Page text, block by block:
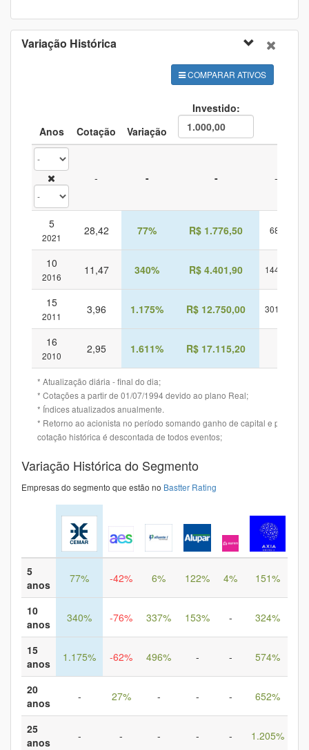
Variação Histórica
COMPARAR ATIVOS
Anos Cotação Variação
Investido:
- - - -
5
2021
28,42 77% R$ 1.776,50 68%
10
2016
11,47 340% R$ 4.401,90 144%
15
2011
3,96 1.175% R$ 12.750,00 301%
16
2010
2,95 1.611% R$ 17.115,20
* Atualização diária - final do dia;
* Cotações a partir de 01/07/1994 devido ao plano Real;
* Índices atualizados anualmente.
* Retorno ao acionista no período somando ganho de capital e
cotação histórica é descontada de todos eventos;
Variação Histórica do Segmento
Empresas do segmento que estão no Bastter Rating
5
anos
77% -42% 6% 122% 4% 151%
10
anos
340% -76% 337% 153% - 324%
15
anos
1.175% -62% 496% - - 574%
20
anos
- 27% - - - 652%
25
anos
- - - - - 1.205%